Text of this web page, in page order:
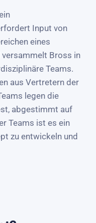
Input von
eines
versammelt Bross in
Teams.
aus Vertretern der
legen die
abgestimmt auf
Teams ist es ein
zu entwickeln und